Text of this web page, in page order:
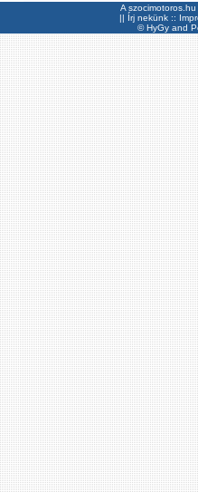
A
|| Írj nekünk ::
©HyGyand